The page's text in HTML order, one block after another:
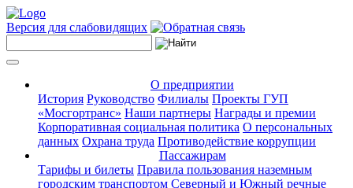
Версия для слабовидящих
О предприятии
История Руководство Филиалы Проекты ГУП
«Мосгортранс» Наши партнеры Награды и премии
Корпоративная социальная политика О персональных
данных Охрана труда Противодействие коррупции
Пассажирам
Тарифы и билеты Правила пользования наземным
городским транспортом Северный и Южный речные